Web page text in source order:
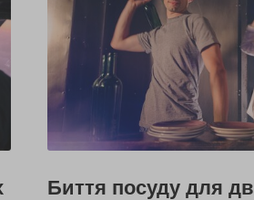
Биття посуду для